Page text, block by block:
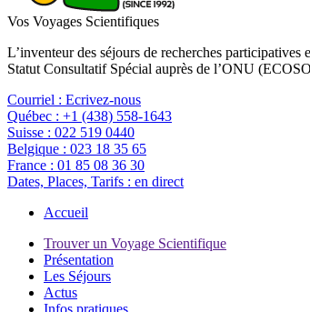
Vos Voyages Scientifiques
L’inventeur des séjours de recherches participatives
Statut Consultatif Spécial auprès de l’ONU
Courriel : Ecrivez-nous
Québec : +1 (438) 558-1643
Suisse : 022 519 0440
Belgique : 023 18 35 65
France : 01 85 08 36 30
Dates, Places, Tarifs : en direct
Accueil
Trouver un Voyage Scientifique
Présentation
Les Séjours
Actus
Infos pratiques